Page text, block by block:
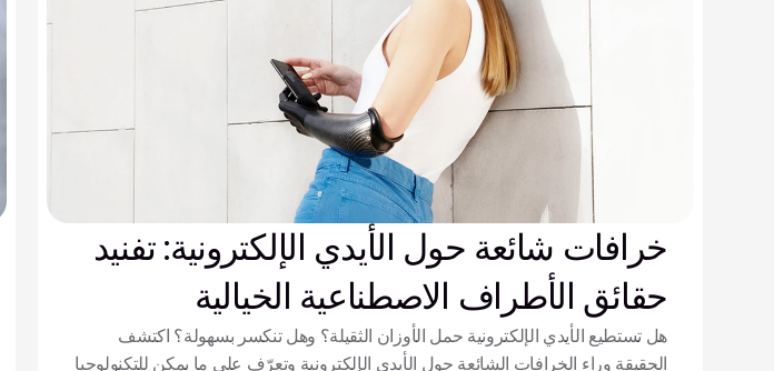
خرافات شائعة حول الأيدي الإلكترونية: تفنيد
حقائق الأطراف الاصطناعية الخيالية
هل تستطيع الأيدي الإلكترونية حمل الأوزان الثقيلة؟ وهل تنكسر بسهولة؟ اكتشف
الحقيقة وراء الخرافات الشائعة حول الأيدي الإلكترونية وتعرّف على ما يمكن للتكنولوجيا